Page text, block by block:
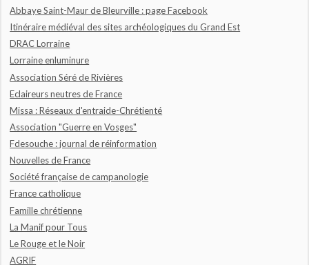
Abbaye Saint-Maur de Bleurville : page Facebook
Itinéraire médiéval des sites archéologiques du Grand Est
DRAC Lorraine
Lorraine enluminure
Association Séré de Rivières
Eclaireurs neutres de France
Missa : Réseaux d'entraide-Chrétienté
Association "Guerre en Vosges"
Fdesouche : journal de réinformation
Nouvelles de France
Société française de campanologie
France catholique
Famille chrétienne
La Manif pour Tous
Le Rouge et le Noir
AGRIF